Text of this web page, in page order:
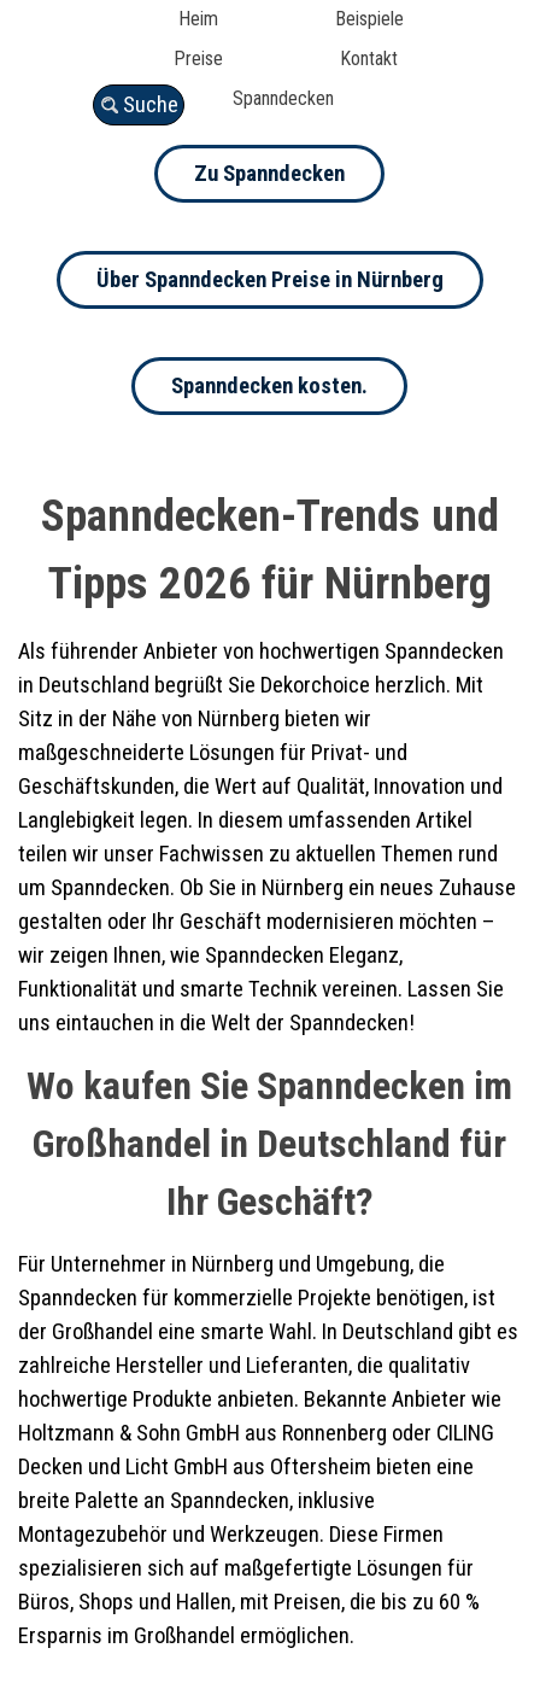
Heim
Beispiele
Preise
Kontakt
Spanndecken
Suche
Zu Spanndecken
Über Spanndecken Preise in Nürnberg
Spanndecken kosten.
Spanndecken-Trends und
Tipps 2026 für Nürnberg
Als führender Anbieter von hochwertigen Spanndecken
in Deutschland begrüßt Sie Dekorchoice herzlich. Mit
Sitz in der Nähe von Nürnberg bieten wir
maßgeschneiderte Lösungen für Privat- und
Geschäftskunden, die Wert auf Qualität, Innovation und
Langlebigkeit legen. In diesem umfassenden Artikel
teilen wir unser Fachwissen zu aktuellen Themen rund
um Spanndecken. Ob Sie in Nürnberg ein neues Zuhause
gestalten oder Ihr Geschäft modernisieren möchten –
wir zeigen Ihnen, wie Spanndecken Eleganz,
Funktionalität und smarte Technik vereinen. Lassen Sie
uns eintauchen in die Welt der Spanndecken!
Wo kaufen Sie Spanndecken im
Großhandel in Deutschland für
Ihr Geschäft?
Für Unternehmer in Nürnberg und Umgebung, die
Spanndecken für kommerzielle Projekte benötigen, ist
der Großhandel eine smarte Wahl. In Deutschland gibt es
zahlreiche Hersteller und Lieferanten, die qualitativ
hochwertige Produkte anbieten. Bekannte Anbieter wie
Holtzmann & Sohn GmbH aus Ronnenberg oder CILING
Decken und Licht GmbH aus Oftersheim bieten eine
breite Palette an Spanndecken, inklusive
Montagezubehör und Werkzeugen. Diese Firmen
spezialisieren sich auf maßgefertigte Lösungen für
Büros, Shops und Hallen, mit Preisen, die bis zu 60 %
Ersparnis im Großhandel ermöglichen.